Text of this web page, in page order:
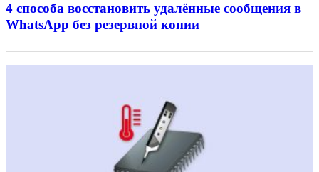
4 способа восстановить удалённые сообщения в
WhatsApp без резервной копии